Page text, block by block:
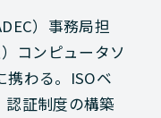
）事務局担
コンピュータソ
携わる。ISOベ
認証制度の構築